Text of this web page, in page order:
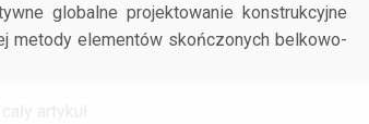
globalne projektowanie konstrukcyjne
metody elementów skończonych belkowo-
artykuł.